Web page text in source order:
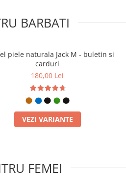
BARBATI
piele naturala Jack M - buletin si
carduri
180,00 Lei
VEZI VARIANTE
FEMEI